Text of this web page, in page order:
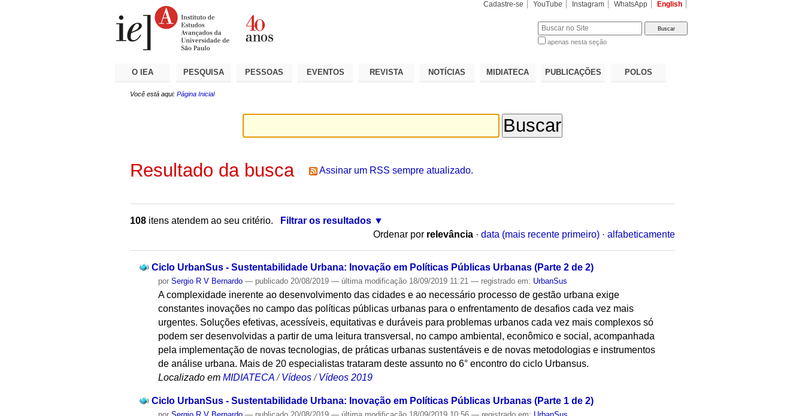
Cadastre-se YouTube Instagram WhatsApp English
apenas nesta seção
O IEA PESQUISA PESSOAS EVENTOS REVISTA NOTÍCIAS MIDIATECA PUBLICAÇÕES POLOS
Você está aqui: Página Inicial
Resultado da busca Assinar um RSS sempre atualizado.
108 itens atendem ao seu critério.
Filtrar os resultados
Ordenar por relevância · data (mais recente primeiro) · alfabeticamente
Ciclo UrbanSus - Sustentabilidade Urbana: Inovação em Políticas Públicas Urbanas (Parte 2 de 2)
porSergio R V Bernardo — publicado 20/08/2019— última modificação 18/09/2019 11:21— registrado em: UrbanSus
A complexidade inerente ao desenvolvimento das cidades e ao necessário processo de gestão urbana exige
constantes inovações no campo das políticas públicas urbanas para o enfrentamento de desafios cada vez mais
urgentes. Soluções efetivas, acessíveis, equitativas e duráveis para problemas urbanos cada vez mais complexos só
podem ser desenvolvidas a partir de uma leitura transversal, no campo ambiental, econômico e social, acompanhada
pela implementação de novas tecnologias, de práticas urbanas sustentáveis e de novas metodologias e instrumentos
de análise urbana. Mais de 20 especialistas trataram deste assunto no 6° encontro do ciclo Urbansus.
Localizado em MIDIATECA /Vídeos /Vídeos 2019
Ciclo UrbanSus - Sustentabilidade Urbana: Inovação em Políticas Públicas Urbanas (Parte 1 de 2)